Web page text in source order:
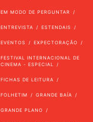
EM MODO DE PERGUNTAR
ENTREVISTA ESTENDAIS
EVENTOS EXPECTORAÇÃO
FESTIVAL INTERNACIONAL DE
CINEMA - ESPECIAL
FICHAS DE LEITURA
FOLHETIM GRANDE BAÍA
GRANDE PLANO